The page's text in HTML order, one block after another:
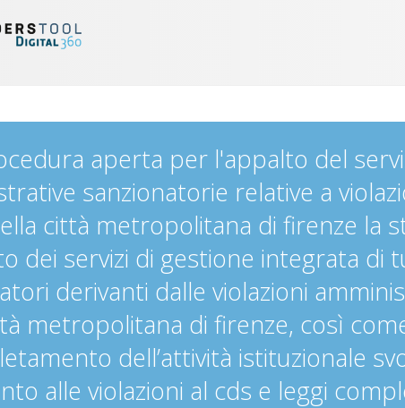
aperta per l'appalto del
sanzionatorie relative a
città metropolitana di firenze la
dei servizi di gestione integrata
derivanti dalle violazioni
metropolitana di firenze, così
dell’attività istituzionale
alle violazioni al cds e leggi